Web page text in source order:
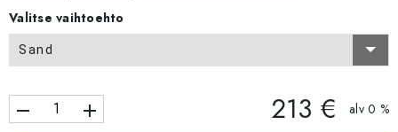
Valitse vaihtoehto
Sand
remove add 213 € alv 0 %